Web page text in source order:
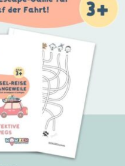
💛
Spots und kleine
—
Stadt.
App